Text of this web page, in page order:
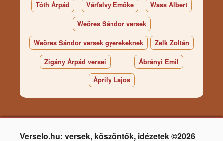
Tóth Árpád Várfalvy Emőke Wass Albert
Weöres Sándor versek
Weöres Sándor versek gyerekeknek Zelk Zoltán
Zigány Árpád versei Ábrányi Emil
Áprily Lajos
Verselo.hu: versek, köszöntők, idézetek ©2026